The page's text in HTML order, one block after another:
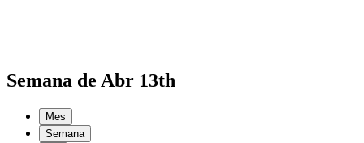
Semana de Abr 13th
Mes
Semana